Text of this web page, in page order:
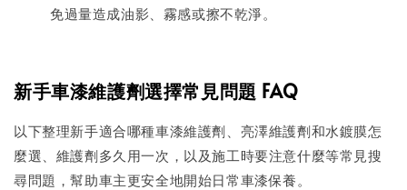
免過量造成油影、霧感或擦不乾淨。
新手車漆維護劑選擇常見問題 FAQ
以下整理新手適合哪種車漆維護劑、亮澤維護劑和水鍍膜怎
麼選、維護劑多久用一次，以及施工時要注意什麼等常見搜
尋問題，幫助車主更安全地開始日常車漆保養。